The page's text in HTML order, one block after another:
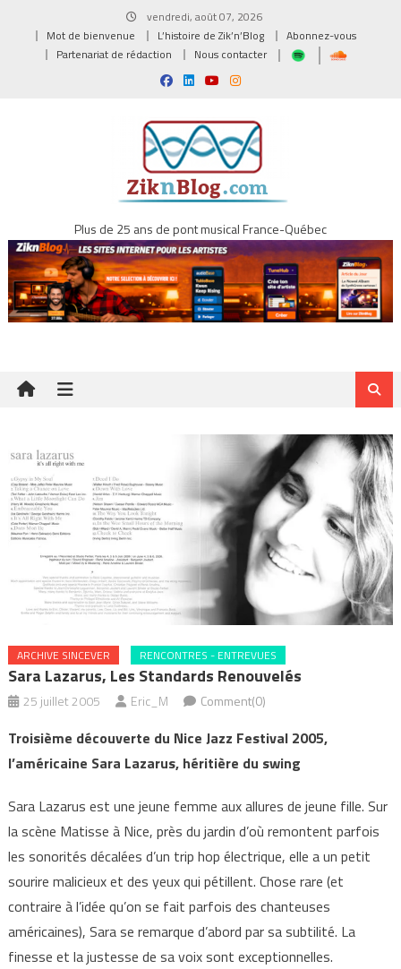
vendredi, août 07, 2026
Mot de bienvenue
L’histoire de Zik’n’Blog
Abonnez-vous
Partenariat de rédaction
Nous contacter
Plus de 25 ans de pont musical France-Québec
ARCHIVE SINCEVER RENCONTRES - ENTREVUES
Sara Lazarus, Les Standards Renouvelés
25 juillet 2005 Eric_M Comment(0)
Troisième découverte du Nice Jazz Festival 2005,
l’américaine Sara Lazarus, héritière du swing
Sara Lazarus est une jeune femme aux allures de jeune fille. Sur
la scène Matisse à Nice, près du jardin d’où remontent parfois
les sonorités décalées d’un trip hop électrique, elle a un petit
sourire malicieux et des yeux qui pétillent. Chose rare (et
contraire à l’idée qu’on se fait parfois des chanteuses
américaines), Sara se remarque d’abord par sa subtilité. La
finesse et la justesse de sa voix sont exceptionnelles.